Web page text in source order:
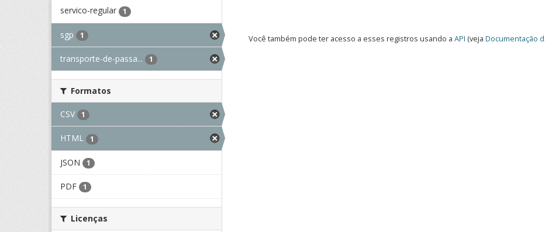
servico-regular 1
sgp 1
transporte-de-passa... 1
Formatos
CSV 1
HTML 1
JSON 1
PDF 1
Licenças
Você também pode ter acesso a esses registros usando a API (veja Documentação